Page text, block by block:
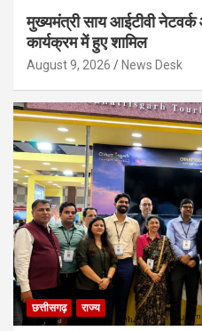
मुख्यमंत्री साय आईटीवी
कार्यक्रम में हुए शामिल
August 9, 2026 News Desk
छत्तीसगढ़ राज्य